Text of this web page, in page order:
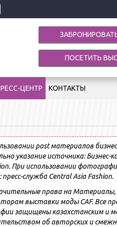
ПОСЕТИТЬ
ЦЕНТР КОНТАКТЫ
post материалов
указание источника: Бизнес-
При использовании
пресс-служба Central Asia Fashion.
права на
выставки моды СAF. Все
защищены казахстанским и
об авторских и